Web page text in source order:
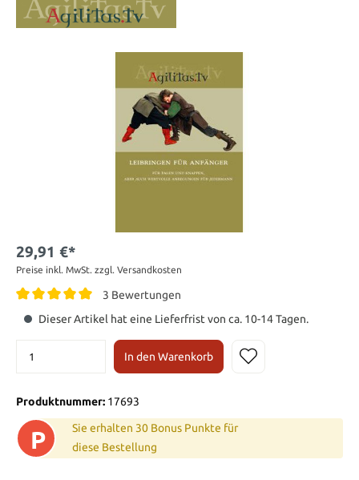
29,91 €*
Preise inkl. MwSt. zzgl. Versandkosten
3 Bewertungen
Dieser Artikel hat eine Lieferfrist von ca. 10-14 Tagen.
In den Warenkorb
Produktnummer: 17693
P
Sie erhalten 30 Bonus Punkte für
diese Bestellung